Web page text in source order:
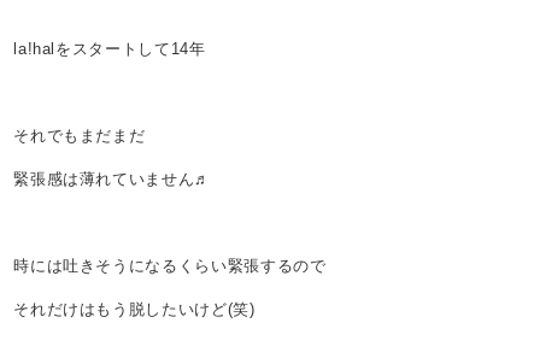
la!halをスタートして14年
それでもまだまだ
緊張感は薄れていません♬
時には吐きそうになるくらい緊張するので
それだけはもう脱したいけど(笑)